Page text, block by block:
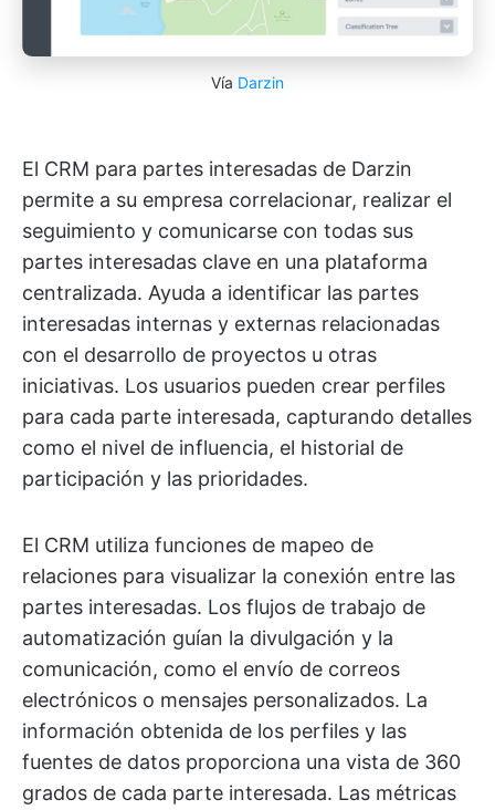
Vía Darzin
El CRM para partes interesadas de Darzin
permite a su empresa correlacionar, realizar el
seguimiento y comunicarse con todas sus
partes interesadas clave en una plataforma
centralizada. Ayuda a identificar las partes
interesadas internas y externas relacionadas
con el desarrollo de proyectos u otras
iniciativas. Los usuarios pueden crear perfiles
para cada parte interesada, capturando detalles
como el nivel de influencia, el historial de
participación y las prioridades.
El CRM utiliza funciones de mapeo de
relaciones para visualizar la conexión entre las
partes interesadas. Los flujos de trabajo de
automatización guían la divulgación y la
comunicación, como el envío de correos
electrónicos o mensajes personalizados. La
información obtenida de los perfiles y las
fuentes de datos proporciona una vista de 360
grados de cada parte interesada. Las métricas